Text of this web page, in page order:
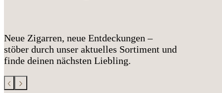
Neue Zigarren, neue Entdeckungen –
stöber durch unser aktuelles Sortiment und
finde deinen nächsten Liebling.